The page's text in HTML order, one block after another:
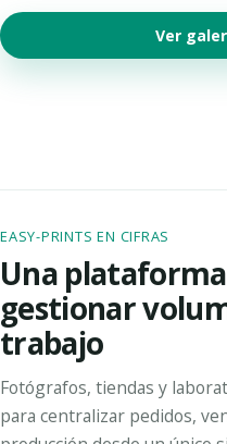
Ver
EASY-PRINTS EN CIFRAS
Una
gestionar
trabajo
Fotógrafos, tiendas y
para centralizar pedidos,